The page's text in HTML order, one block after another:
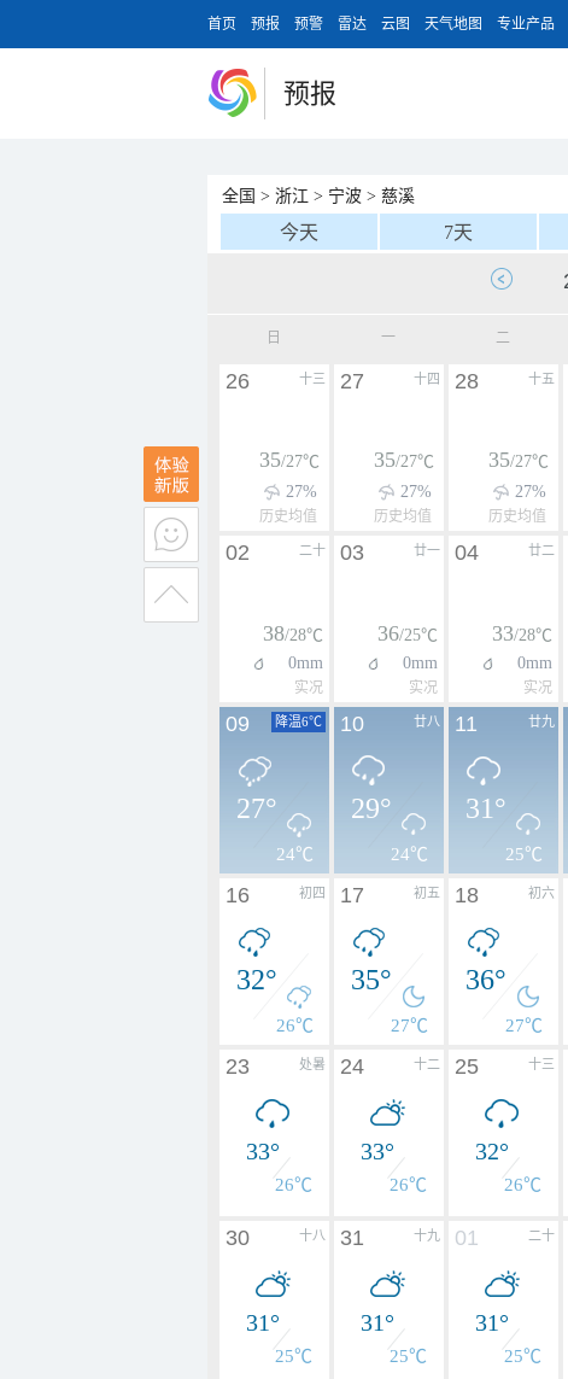
首页 预报 预警 雷达 云图 天气地图 专业产品
预报
全国 > 浙江 > 宁波 > 慈溪
今天 7天
日 一 二
十三
26
35/27℃
27%
历史均值
十四
27
35/27℃
27%
历史均值
十五
28
35/27℃
27%
历史均值
二十
02
38/28℃
0mm
实况
廿一
03
36/25℃
0mm
实况
廿二
04
33/28℃
0mm
实况
降温6℃
09
27°
24℃
廿八
10
29°
24℃
廿九
11
31°
25℃
初四
16
32°
26℃
初五
17
35°
27℃
初六
18
36°
27℃
处暑
23
33°
26℃
十二
24
33°
26℃
十三
25
32°
26℃
十八
30
31°
25℃
十九
31
31°
25℃
二十
01
31°
25℃